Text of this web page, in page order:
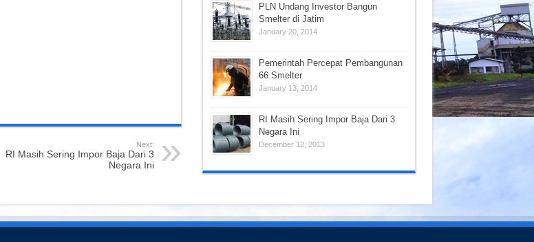
Next:
RI Masih Sering Impor Baja Dari 3
Negara Ini
PLN Undang Investor Bangun
Smelter di Jatim
January 20, 2014
Pemerintah Percepat Pembangunan
66 Smelter
January 13, 2014
RI Masih Sering Impor Baja Dari 3
Negara Ini
December 12, 2013